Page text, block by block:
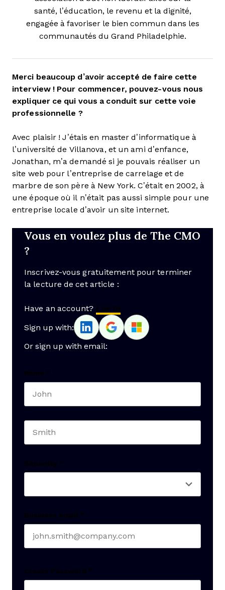
santé, l’éducation, le revenu et la dignité,
engagée à favoriser le bien commun dans les
communautés du Grand Philadelphie.
Merci beaucoup d’avoir accepté de faire cette
interview ! Pour commencer, pouvez-vous nous
expliquer ce qui vous a conduit sur cette voie
professionnelle ?
Avec plaisir ! J’étais en master d’informatique à
l’université de Villanova, et un ami d’enfance,
Jonathan, m’a demandé si je pouvais réaliser un
site web pour l’entreprise de carrelage et de
marbre de son père à New York. C’était en 2002, à
une époque où il n’était pas aussi simple pour une
entreprise locale d’avoir un site internet.
Vous en voulez plus de The CMO
?
Inscrivez-vous gratuitement pour terminer
la lecture de cet article :
Have an account? Log In
Sign up with:
Or sign up with email:
Name *
Seniority *
Business email *
Create Password *